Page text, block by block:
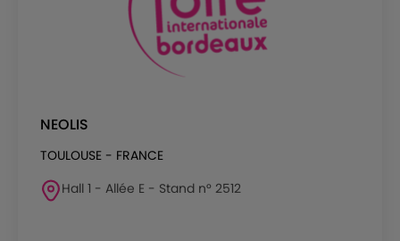
NEOLIS
TOULOUSE - FRANCE
Hall 1 - Allée E - Stand n° 2512